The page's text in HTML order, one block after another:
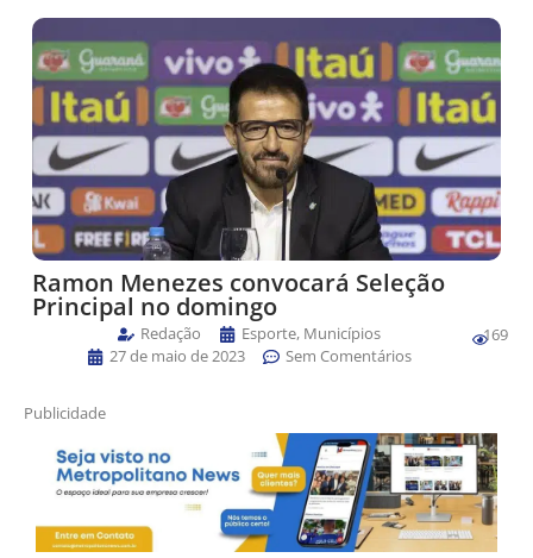
Ramon Menezes convocará Seleção
Principal no domingo
Redação Esporte, Municípios
27 de maio de 2023
Sem Comentários
169
Publicidade